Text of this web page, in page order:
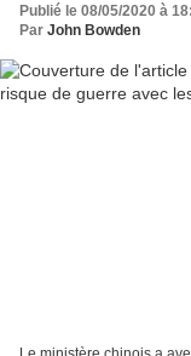
Publié le 08/05/2020 à
Par John Bowden